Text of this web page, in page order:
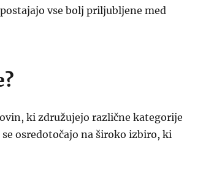
vse bolj priljubljene med
ki združujejo različne kategorije
osredotočajo na široko izbiro, ki